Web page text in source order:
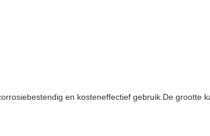
en kosteneffectief gebruik.De grootte